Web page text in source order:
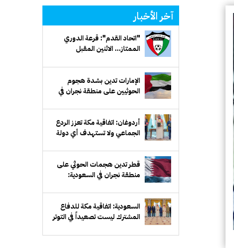
آخر الأخبار
"اتحاد القدم": قرعة الدوري
الممتاز... الاثنين المقبل
الإمارات تدين بشدة هجوم
الحوثيين على منطقة نجران في
أردوغان: اتفاقية مكة تعزز الردع
الجماعي ولا تستهدف أي دولة
قطر تدين هجمات الحوثي على
منطقة نجران في السعودية:
السعودية: اتفاقية مكة للدفاع
المشترك ليست تصعيداً في التوتر